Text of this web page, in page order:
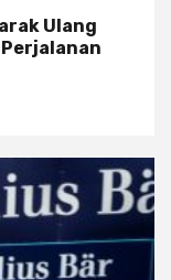
Ulang